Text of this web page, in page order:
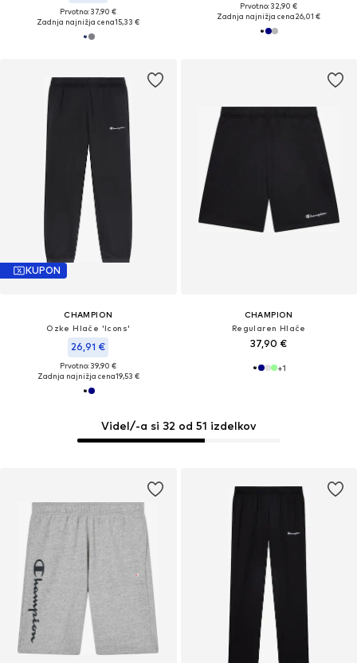
Prvotno: 37,90 €
Zadnja najnižja cena15,33 €
Prvotno: 32,90 €
Zadnja najnižja cena26,01 €
KUPON
CHAMPION
Ozke Hlače 'Icons'
26,91 €
Prvotno: 39,90 €
Zadnja najnižja cena19,53 €
CHAMPION
Regularen Hlače
37,90 €
+1
Videl/-a si 32 od 51 izdelkov